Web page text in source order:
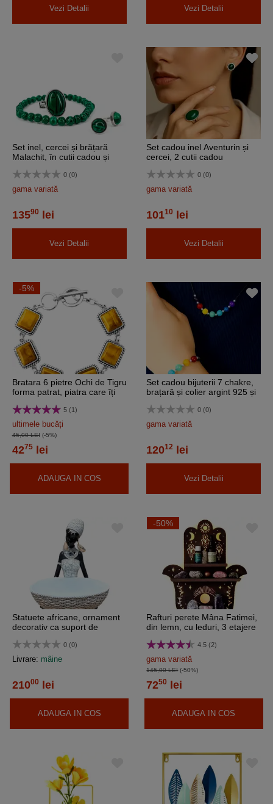
Vezi Detalii Vezi Detalii
Set inel, cercei și brățară
Malachit, în cutii cadou și
0 (0)
gama variată
13590 lei
Vezi Detalii
Set cadou inel Aventurin și
cercei, 2 cutii cadou
0 (0)
gama variată
10110 lei
Vezi Detalii
-5%
Bratara 6 pietre Ochi de Tigru
forma patrat, piatra care îți
incuietoare toggle reglabila
5 (1)
ultimele bucăți
45,00 LEI(-5%)
4275lei
ADAUGA IN COS
Set cadou bijuterii 7 chakre,
brațară și colier argint 925 și
0 (0)
gama variată
12012 lei
Vezi Detalii
Statuete africane, ornament
decorativ ca suport de
0 (0)
Livrare: mâine
21000 lei
ADAUGA IN COS
-50%
Rafturi perete Mâna Fatimei,
din lemn, cu leduri, 3 etajere
4.5 (2)
gama variată
145,00 LEI(-50%)
7250 lei
ADAUGA IN COS